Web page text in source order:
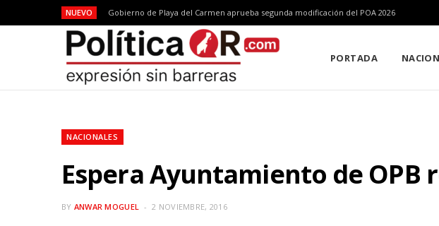
NUEVO Gobierno de Playa del Carmen aprueba segunda modificación del POA 2026
PORTADA
NACIONALES
Espera Ayuntamiento de
BY ANWAR MOGUEL 2 NOVIEMBRE, 2016